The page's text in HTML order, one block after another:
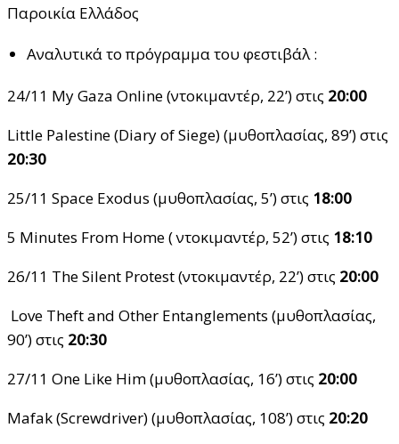
Παροικία Ελλάδος
Αναλυτικά το πρόγραμμα του φεστιβάλ :
24/11 My Gaza Online (ντοκιμαντέρ, 22’) στις 20:00
Little Palestine (Diary of Siege) (μυθοπλασίας, 89’) στις
20:30
25/11 Space Exodus (μυθοπλασίας, 5’) στις 18:00
5 Minutes From Home ( ντοκιμαντέρ, 52’) στις 18:10
26/11 The Silent Protest (ντοκιμαντέρ, 22’) στις 20:00
Love Theft and Other Entanglements (μυθοπλασίας,
90’) στις 20:30
27/11 One Like Him (μυθοπλασίας, 16’) στις 20:00
Mafak (Screwdriver) (μυθοπλασίας, 108’) στις 20:20